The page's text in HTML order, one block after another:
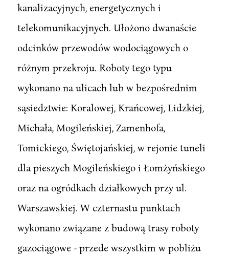
kanalizacyjnych, energetycznych i
telekomunikacyjnych. Ułożono dwanaście
odcinków przewodów wodociągowych o
różnym przekroju. Roboty tego typu
wykonano na ulicach lub w bezpośrednim
sąsiedztwie: Koralowej, Krańcowej, Lidzkiej,
Michała, Mogileńskiej, Zamenhofa,
Tomickiego, Świętojańskiej, w rejonie tuneli
dla pieszych Mogileńskiego i Łomżyńskiego
oraz na ogródkach działkowych przy ul.
Warszawskiej. W czternastu punktach
wykonano związane z budową trasy roboty
gazociągowe - przede wszystkim w pobliżu